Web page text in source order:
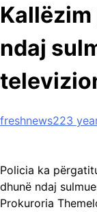
ndaj
freshnews223
Policia ka
dhunë ndaj
Prokuroria